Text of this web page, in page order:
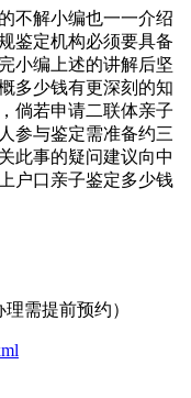
不解小编也一一介绍
鉴定机构必须要具备
小编上述的讲解后坚
多少钱有更深刻的知
倘若申请二联体亲子
参与鉴定需准备约三
此事的疑问建议向中
户口亲子鉴定多少钱
需提前预约）